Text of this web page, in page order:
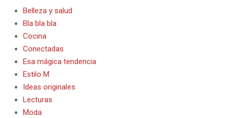
Belleza y salud
Bla bla bla
Cocina
Conectadas
Esa mágica tendencia
Estilo M
Ideas originales
Lecturas
Moda